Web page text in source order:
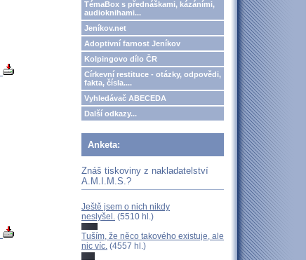
TémaBox s přednáškami, kázáními,
audioknihami...
Jeníkov.net
Adoptivní farnost Jeníkov
Kolpingovo dílo ČR
Církevní restituce - otázky, odpovědi,
fakta, čísla....
Vyhledávač ABECEDA
Další odkazy...
Anketa:
Znáš tiskoviny z nakladatelství
A.M.I.M.S.?
Ještě jsem o nich nikdy
neslyšel. (5510 hl.)
Tuším, že něco takového existuje, ale
nic víc. (4557 hl.)